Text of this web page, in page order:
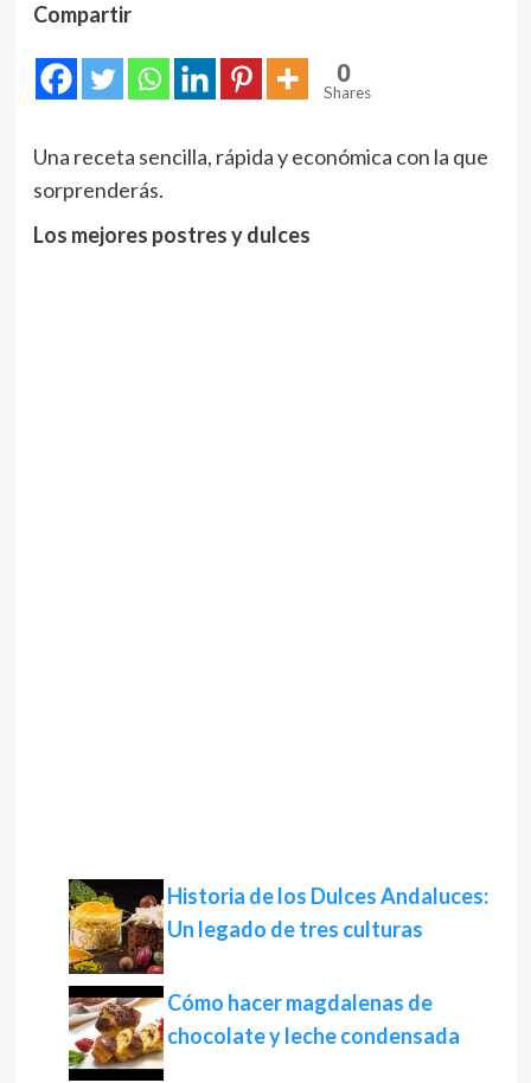
Compartir
0
Shares
Una receta sencilla, rápida y económica con la que
sorprenderás.
Los mejores postres y dulces
Historia de los Dulces Andaluces:
Un legado de tres culturas
Cómo hacer magdalenas de
chocolate y leche condensada